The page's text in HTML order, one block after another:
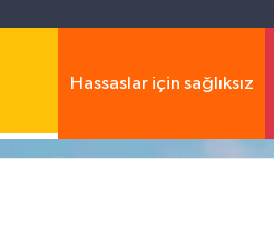
Hassaslar için sağlıksız